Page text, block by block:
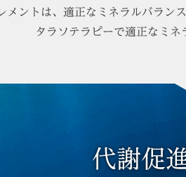
メントは、 適正なミネラルバラン
タラソテラピーで適正な ミネ
代謝促